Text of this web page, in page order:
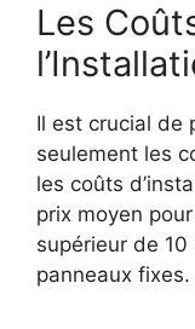
Les
Il est crucial de
seulement les
les coûts
prix moyen
supérieur de
panneaux fixes.